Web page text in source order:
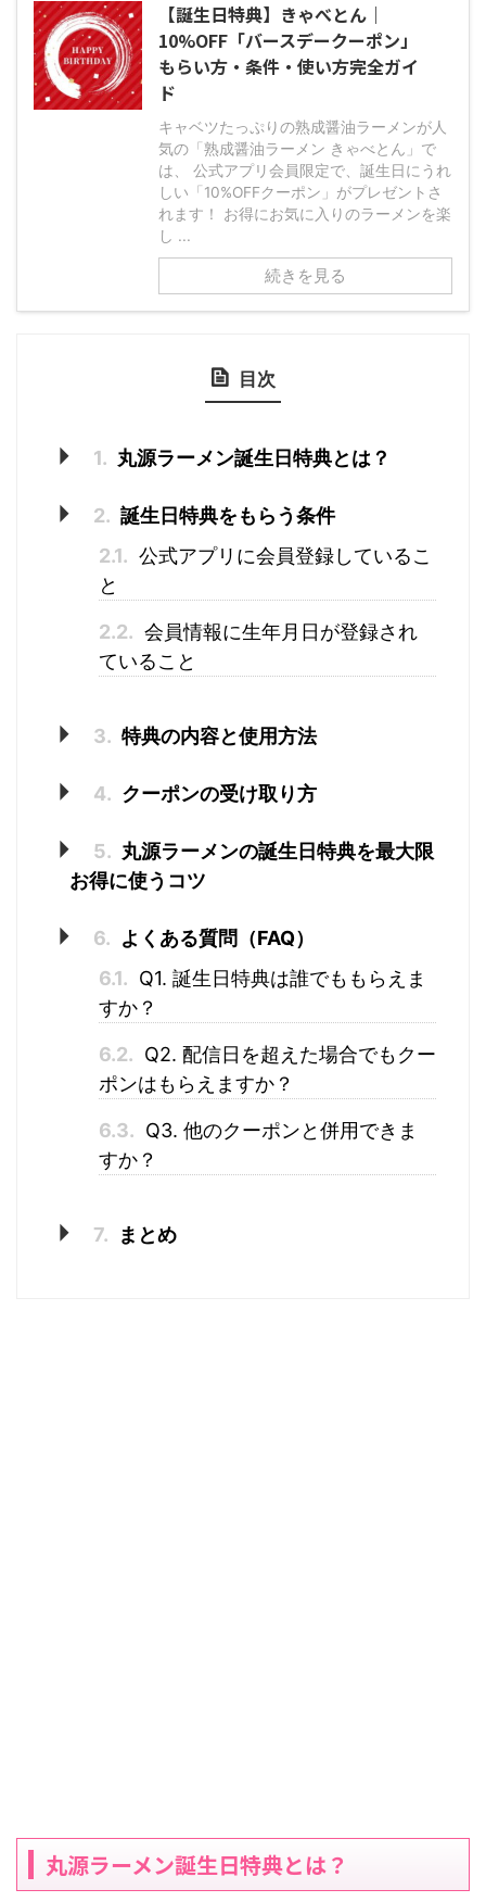
【誕生日特典】きゃべとん｜
10%OFF「バースデークーポン」
もらい方・条件・使い方完全ガイ
ド
キャベツたっぷりの熟成醤油ラーメンが人
気の「熟成醤油ラーメン きゃべとん」で
は、 公式アプリ会員限定で、誕生日にうれ
しい「10%OFFクーポン」がプレゼントさ
れます！ お得にお気に入りのラーメンを楽
し ...
続きを見る
目次
1. 丸源ラーメン誕生日特典とは？
2. 誕生日特典をもらう条件
2.1. 公式アプリに会員登録しているこ
と
2.2. 会員情報に生年月日が登録され
ていること
3. 特典の内容と使用方法
4. クーポンの受け取り方
5. 丸源ラーメンの誕生日特典を最大限
お得に使うコツ
6. よくある質問（FAQ）
6.1. Q1. 誕生日特典は誰でももらえま
すか？
6.2. Q2. 配信日を超えた場合でもクー
ポンはもらえますか？
6.3. Q3. 他のクーポンと併用できま
すか？
7. まとめ
丸源ラーメン誕生日特典とは？